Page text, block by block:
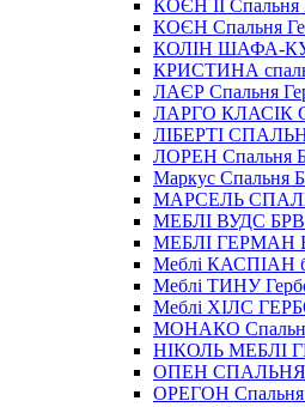
КОЄН II Спальня
КОЄН Спальня
КОЛІН ШАФА-
КРИСТИНА
ЛАЄР Спальня
ЛАРГО КЛАСIК
ЛІБЕРТІ
ЛОРЕН Спальня
Маркус Спальня
МАРСЕЛЬ
МЕБЛІ ВУДС
МЕБЛІ ГЕРМАН
Меблі КАСПІАН
Меблі ТИНУ
Меблі ХІЛС
МОНАКО
НІКОЛЬ МЕБЛІ
ОПЕН СПАЛЬНЯ
ОРЕГОН